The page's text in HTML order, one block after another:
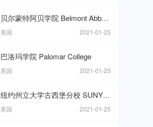
贝尔蒙特阿贝学院 Belmont Abbey College
美国 2021-01-25
巴洛玛学院 Palomar College
美国 2021-01-25
纽约州立大学古西堡分校 SUNY College at Old Westbury
美国 2021-01-25